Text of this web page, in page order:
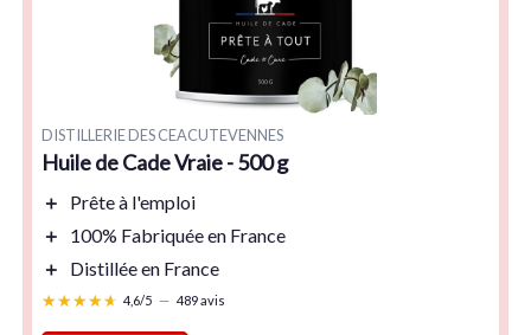
DISTILLERIE DES CEACUTEVENNES
Huile de Cade Vraie - 500 g
＋
Prête à l'emploi
＋
100% Fabriquée en France
＋
Distillée en France
★★★★★
★★★★★ 4,6/5 — 489 avis